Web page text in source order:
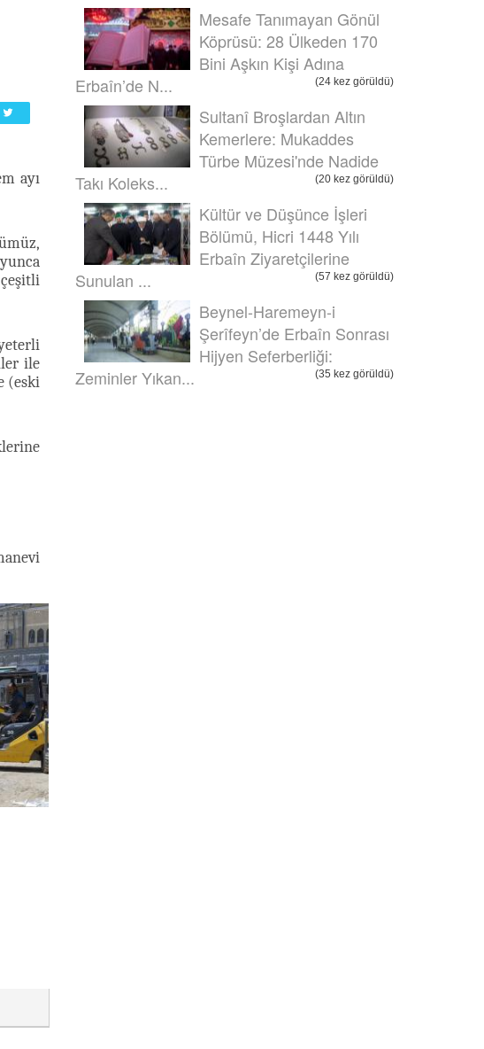
ayı
ile
(eski
Mesafe Tanımayan Gönül
Köprüsü: 28 Ülkeden 170
Bini Aşkın Kişi Adına
Erbaîn’de N...
(24 kez görüldü)
Sultanî Broşlardan Altın
Kemerlere: Mukaddes
Türbe Müzesi'nde Nadide
Takı Koleks...
(20 kez görüldü)
Kültür ve Düşünce İşleri
Bölümü, Hicri 1448 Yılı
Erbaîn Ziyaretçilerine
Sunulan ...
(57 kez görüldü)
Beynel-Haremeyn-i
Şerîfeyn’de Erbaîn Sonrası
Hijyen Seferberliği:
Zeminler Yıkan...
(35 kez görüldü)